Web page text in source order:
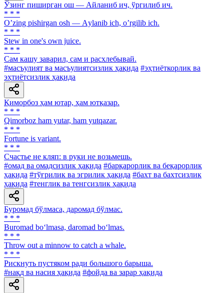
Ўзинг пиширган ош — Айланиб ич, ўргилиб ич.
* * *
Oʼzing pishirgan osh — Аylanib ich, oʼrgilib ich.
* * *
Stew in one's own juice.
* * *
Сам кашу заварил, сам и расхлебывай.
#масъулият ва масъулиятсизлик ҳақида #эҳтиёткорлик ва
эҳтиётсизлик ҳақида
Қиморбоз ҳам ютар, ҳам ютқазар.
* * *
Qimorboz ham yutar, ham yutqazar.
* * *
Fortune is variant.
* * *
Счастье не кляп: в руки не возьмешь.
#омад ва омадсизлик ҳақида #барқарорлик ва беқарорлик
ҳақида #тўғрилик ва эгрилик ҳақида #бахт ва бахтсизлик
ҳақида #тенглик ва тенгсизлик ҳақида
Буромад бўлмаса, даромад бўлмас.
* * *
Buromad bo‘lmasa, daromad bo‘lmas.
* * *
Throw out a minnow to catch a whale.
* * *
Рискнуть пустяком ради большого барыша.
#нақд ва насия ҳақида #фойда ва зарар ҳақида